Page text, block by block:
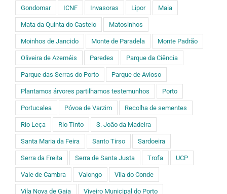
Gondomar ICNF Invasoras Lipor Maia
Mata da Quinta do Castelo Matosinhos
Moinhos de Jancido Monte de Paradela Monte Padrão
Oliveira de Azeméis Paredes Parque da Ciência
Parque das Serras do Porto Parque de Avioso
Plantamos árvores partilhamos testemunhos Porto
Portucalea Póvoa de Varzim Recolha de sementes
Rio Leça Rio Tinto S. João da Madeira
Santa Maria da Feira Santo Tirso Sardoeira
Serra da Freita Serra de Santa Justa Trofa UCP
Vale de Cambra Valongo Vila do Conde
Vila Nova de Gaia Viveiro Municipal do Porto